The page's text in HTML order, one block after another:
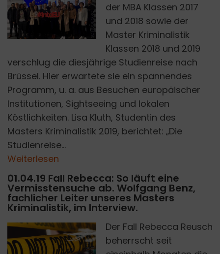
SCHOOL GRC
der MBA Klassen 2017
und 2018 sowie der
Master Kriminalistik
Klassen 2018 und 2019
verschlug die diesjährige Studienreise nach
Brüssel. Hier erwartete sie ein spannendes
Programm, u. a. aus Besuchen europäischer
Institutionen, Sightseeing und lokalen
Köstlichkeiten. Lisa Kluth, Studentin des
Masters Kriminalistik 2019, berichtet: „Die
Studienreise...
Weiterlesen
01.04.19 Fall Rebecca: So läuft eine
Vermisstensuche ab. Wolfgang Benz,
fachlicher Leiter unseres Masters
Kriminalistik, im Interview.
Der Fall Rebecca Reusch
beherrscht seit